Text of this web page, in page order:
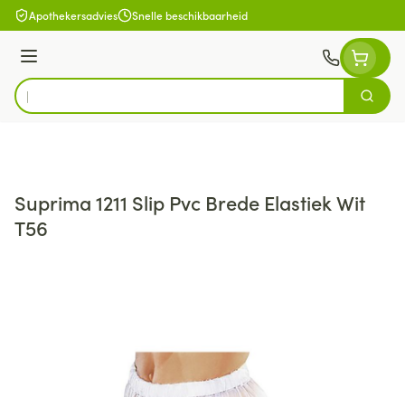
Ga naar de inhoud
Apothekersadvies Snelle beschikbaarheid
Menu
Product, merk, categorie...
Zoek
Suprima 1211 Slip Pvc Brede Elastiek Wit
T56